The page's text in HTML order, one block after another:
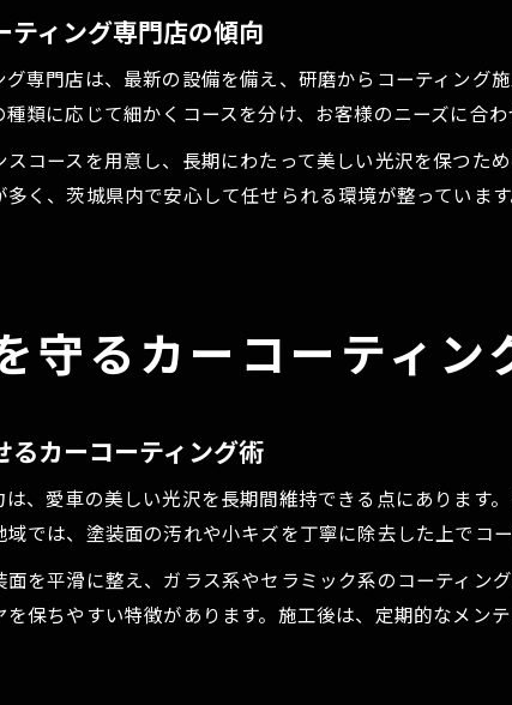
ィング専門店の傾向
専門店は、最新の設備を備え、研磨からコーティング
類に応じて細かくコースを分け、お客様のニーズに合わ
コースを用意し、長期にわたって美しい光沢を保つた
く、茨城県内で安心して任せられる環境が整っています
守るカーコーティン
るカーコーティング術
、愛車の美しい光沢を長期間維持できる点にあります
では、塗装面の汚れや小キズを丁寧に除去した上でコ
を平滑に整え、ガラス系やセラミック系のコーティン
保ちやすい特徴があります。施工後は、定期的なメン
お問い合わせはこち